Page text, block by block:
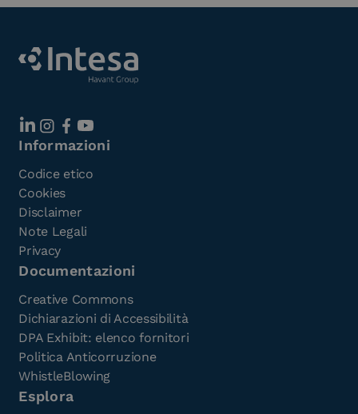
Informazioni
Codice etico
Cookies
Disclaimer
Note Legali
Privacy
Documentazioni
Creative Commons
Dichiarazioni di Accessibilità
DPA Exhibit: elenco fornitori
Politica Anticorruzione
WhistleBlowing
Esplora